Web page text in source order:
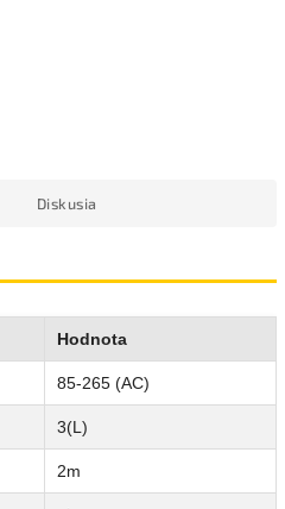
Diskusia
Hodnota
85-265 (AC)
3(L)
2m